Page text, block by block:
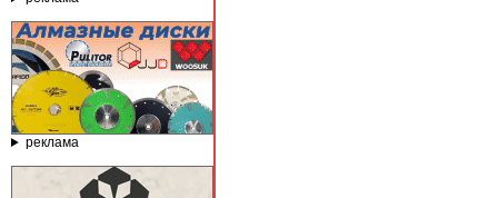
реклама